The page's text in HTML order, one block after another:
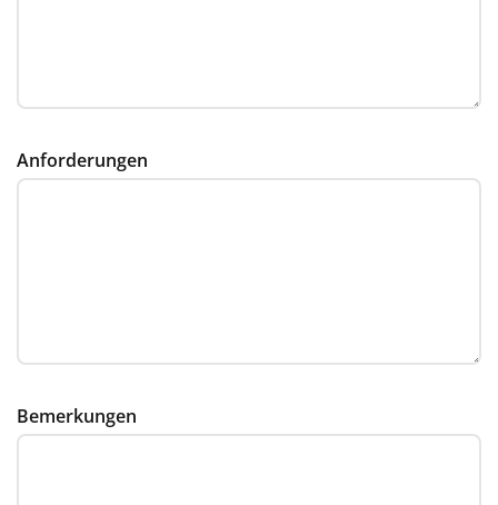
Anforderungen
Bemerkungen